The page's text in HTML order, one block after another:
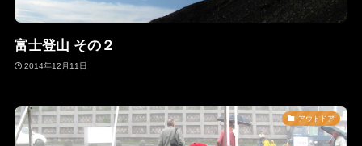
富士登山 その２
2014年12月11日
アウトドア